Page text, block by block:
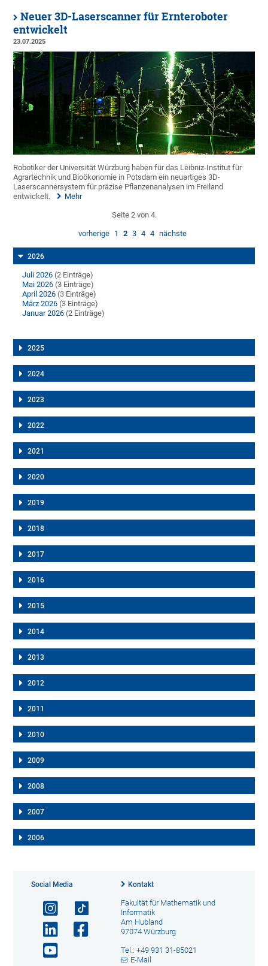
Neuer 3D-Laserscanner für Ernteroboter
entwickelt
23.07.2025
Robotiker der Universität Würzburg haben für das Leibniz-Institut für
Agrartechnik und Bioökonomie in Potsdam ein neuartiges 3D-
Laserscannersystem für präzise Pflanzenanalysen im Freiland
entwickelt.
Mehr
Seite 2 von 4.
vorherige 1 2 3 4 4 nächste
2026
Juli 2026 (2 Einträge)
Mai 2026 (3 Einträge)
April 2026 (3 Einträge)
März 2026 (3 Einträge)
Januar 2026 (2 Einträge)
2025
2024
2023
2022
2021
2020
2019
2018
2017
2016
2015
2014
2013
2012
2011
2010
2009
2008
2007
2006
Social Media Kontakt
Fakultät für Mathematik und
Informatik
Am Hubland
97074 Würzburg
Tel.: +49 931 31-85021
E-Mail